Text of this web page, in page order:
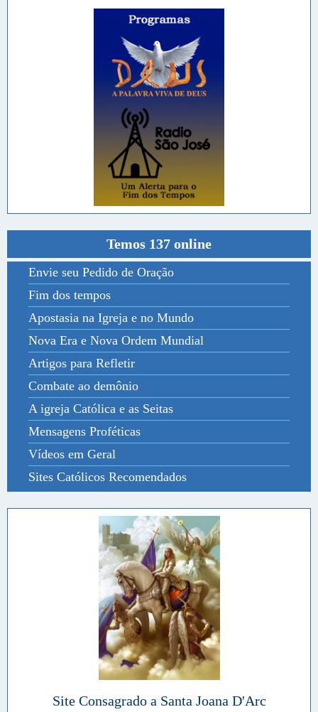
Temos 137 online
Envie seu Pedido de Oração
Fim dos tempos
Apostasia na Igreja e no Mundo
Nova Era e Nova Ordem Mundial
Artigos para Refletir
Combate ao demônio
A igreja Católica e as Seitas
Mensagens Proféticas
Vídeos em Geral
Sites Católicos Recomendados
Site Consagrado a Santa Joana D'Arc